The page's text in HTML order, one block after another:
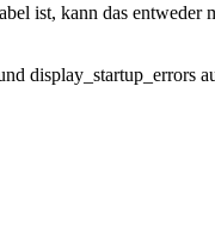
ist, kann das entweder
display_startup_errors